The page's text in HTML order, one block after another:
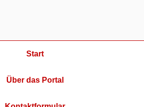
Start
Über das Portal